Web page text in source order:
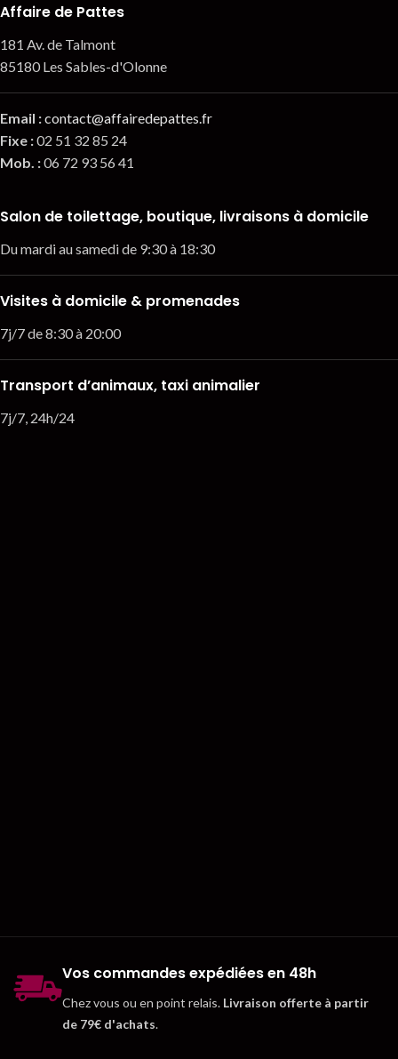
Affaire de Pattes
181 Av. de Talmont
85180 Les Sables-d'Olonne
Email :contact@affairedepattes.fr
Fixe :02 51 32 85 24
Mob. :06 72 93 56 41
Salon de toilettage, boutique, livraisons à domicile
Du mardi au samedi de 9:30 à 18:30
Visites à domicile & promenades
7j/7 de 8:30 à 20:00
Transport d’animaux, taxi animalier
7j/7, 24h/24
Vos commandes expédiées en 48h
Chez vous ou en point relais. Livraison offerte à partir
de 79€ d'achats.